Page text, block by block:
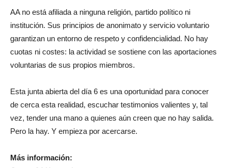
AA no está afiliada a ninguna religión, partido político ni
institución. Sus principios de anonimato y servicio voluntario
garantizan un entorno de respeto y confidencialidad. No hay
cuotas ni costes: la actividad se sostiene con las aportaciones
voluntarias de sus propios miembros.
Esta junta abierta del día 6 es una oportunidad para conocer
de cerca esta realidad, escuchar testimonios valientes y, tal
vez, tender una mano a quienes aún creen que no hay salida.
Pero la hay. Y empieza por acercarse.
Más información: